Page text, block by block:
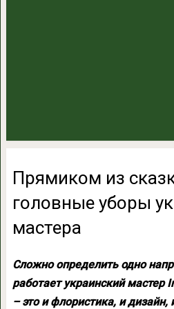
Прямиком из
головные уборы
мастера
Сложно определить одно
работает украинский мастер
– это и флористика, и